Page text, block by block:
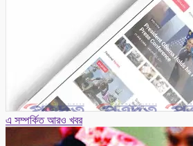
এ সম্পর্কিত আরও খবর